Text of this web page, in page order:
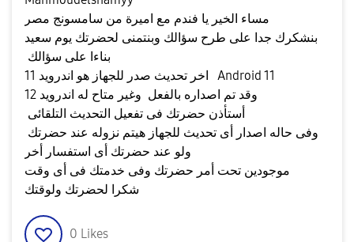
مساء الخير يا فندم مع اميرة من سامسونج مصر
بنشكرك جدا على طرح سؤالك وبنتمنى لحضرتك يوم سعيد
بناءا على سؤالك
اخر تحديث صدر للجهاز هو اندرويد 11 Android 11
وقد تم اصداره بالفعل وغير متاح له اندرويد 12
أستأذن حضرتك فى تفعيل التحديث التلقائى
ولو عند حضرتك أى استفسار أخر
موجودين تحت أمر حضرتك وفى خدمتك فى أى وقت
شكرا لحضرتك ولوقتك
0 Likes